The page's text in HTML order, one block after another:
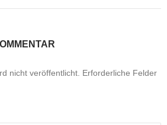
nicht veröffentlicht. Erforderliche Felder